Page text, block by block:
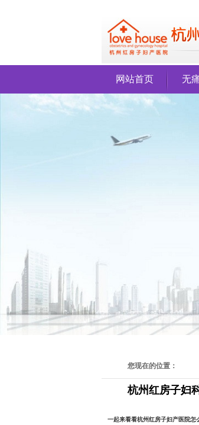
网站首页 无
您现在的位置：
杭州红房子妇
一起来看看杭州红房子妇产医院怎